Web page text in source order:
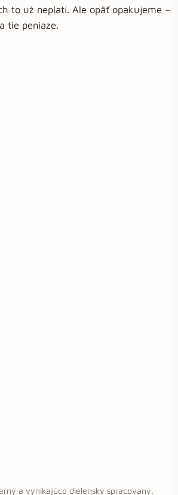
to už neplatí. Ale opäť opakujeme –
tie peniaze.
a vynikajúco dielensky spracovaný.